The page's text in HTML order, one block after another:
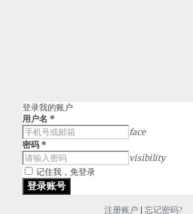
登录我的账户
用户名 *
face
密码 *
visibility
记住我，免登录
注册账户 | 忘记密码?